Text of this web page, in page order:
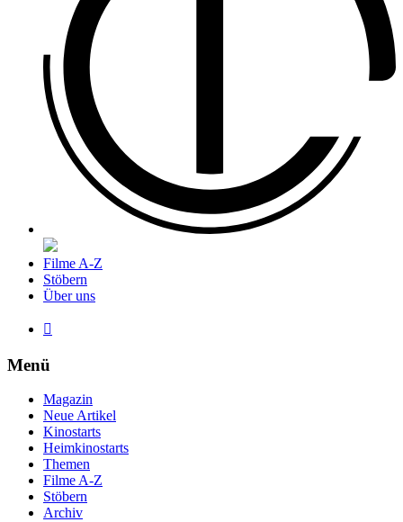
Filme A-Z
Stöbern
Über uns

Menü
Magazin
Neue Artikel
Kinostarts
Heimkinostarts
Themen
Filme A-Z
Stöbern
Archiv